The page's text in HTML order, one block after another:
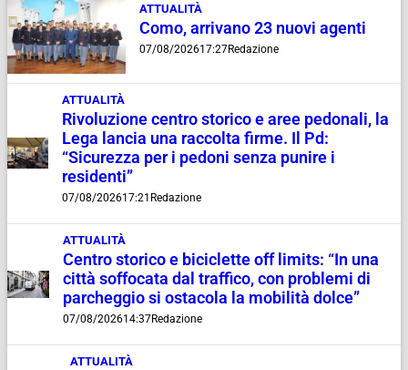
ATTUALITÀ
Como, arrivano 23 nuovi agenti
07/08/202617:27Redazione
ATTUALITÀ
Rivoluzione centro storico e aree pedonali, la
Lega lancia una raccolta firme. Il Pd:
“Sicurezza per i pedoni senza punire i
residenti”
07/08/202617:21 Redazione
ATTUALITÀ
Centro storico e biciclette off limits: “In una
città soffocata dal traffico, con problemi di
parcheggio si ostacola la mobilità dolce”
07/08/202614:37Redazione
ATTUALITÀ